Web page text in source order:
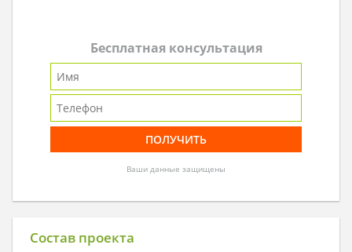
Бесплатная консультация
Ваши данные защищены
Состав проекта